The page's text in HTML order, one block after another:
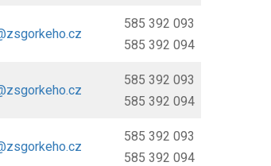
585 392 093
585 392 094
585 392 093
585 392 094
585 392 093
585 392 094